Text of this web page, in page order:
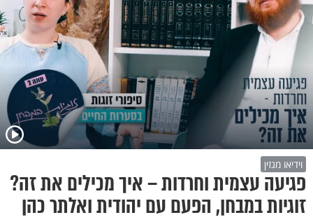
וידיאו מגזין
פגיעה עצמית וחרדות – איך מכילים את זה?
זוגיות במבחן, הפעם עם יהודית ואלתר כהן